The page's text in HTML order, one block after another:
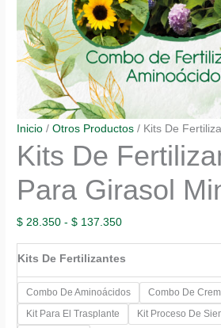
Inicio /Otros Productos / Kits De
Kits De
Para Girasol
$ 28.350 - $ 137.350Rango
de
precios:
desde
$ 28.350
hasta
Kits De Fertilizantes
Combo De Aminoácidos
Combo De
Kit Para El Trasplante
Kit Proceso De